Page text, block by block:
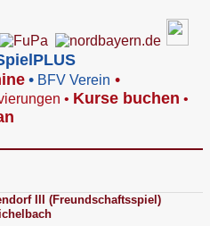
• BFV Verein •
• Kurse buchen •
III (Freundschaftsspiel)